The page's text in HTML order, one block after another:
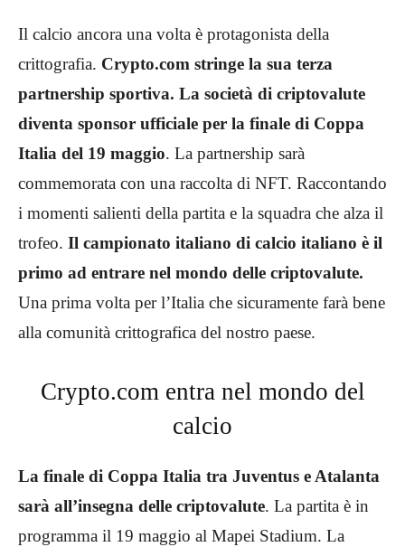
Il calcio ancora una volta è protagonista della
crittografia. Crypto.com stringe la sua terza
partnership sportiva. La società di criptovalute
diventa sponsor ufficiale per la finale di Coppa
Italia del 19 maggio. La partnership sarà
commemorata con una raccolta di NFT. Raccontando
i momenti salienti della partita e la squadra che alza il
trofeo. Il campionato italiano di calcio italiano è il
primo ad entrare nel mondo delle criptovalute.
Una prima volta per l’Italia che sicuramente farà bene
alla comunità crittografica del nostro paese.
Crypto.com entra nel mondo del
calcio
La finale di Coppa Italia tra Juventus e Atalanta
sarà all’insegna delle criptovalute. La partita è in
programma il 19 maggio al Mapei Stadium. La